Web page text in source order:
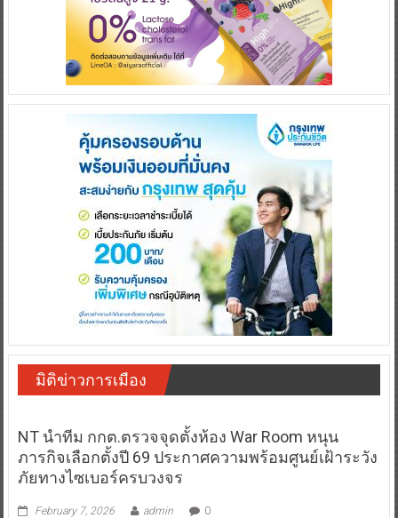
มิติข่าวการเมือง
NT นำทีม กกต.ตรวจจุดตั้งห้อง War Room หนุน
ภารกิจเลือกตั้งปี 69 ประกาศความพร้อมศูนย์เฝ้าระวัง
ภัยทางไซเบอร์ครบวงจร
February 7, 2026 admin 0